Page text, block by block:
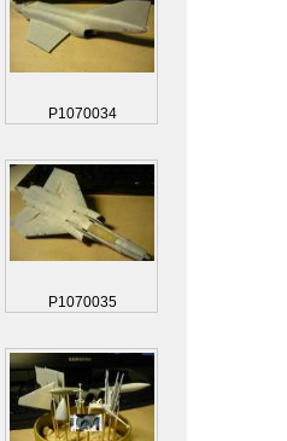
P1070034
P1070035